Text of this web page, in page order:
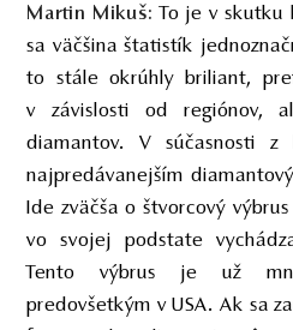
Martin Mikuš: To je v
sa väčšina štatistík
to stále okrúhly briliant,
v závislosti od regiónov,
diamantov. V súčasnosti z
najpredávanejším
Ide zväčša o štvorcový
vo svojej podstate
Tento výbrus je už
predovšetkým v USA. Ak sa